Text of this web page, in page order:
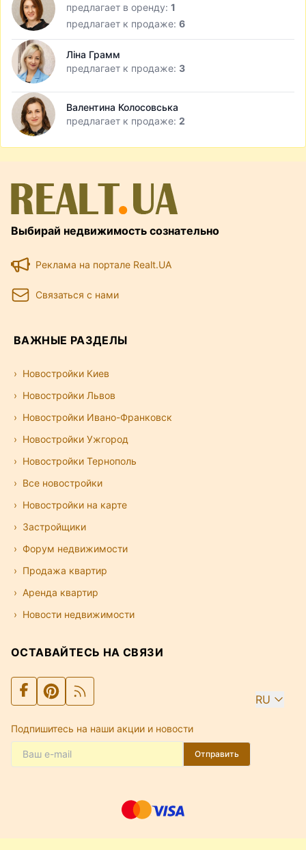
предлагает в оренду: 1
предлагает к продаже: 6
Ліна Грамм
предлагает к продаже: 3
Валентина Колосовська
предлагает к продаже: 2
Выбирай недвижимость сознательно
Реклама на портале Realt.UA
Связаться с нами
ВАЖНЫЕ РАЗДЕЛЫ
Новостройки Киев
Новостройки Львов
Новостройки Ивано-Франковск
Новостройки Ужгород
Новостройки Тернополь
Все новостройки
Новостройки на карте
Застройщики
Форум недвижимости
Продажа квартир
Аренда квартир
Новости недвижимости
ОСТАВАЙТЕСЬ НА СВЯЗИ
RU
Подпишитесь на наши акции и новости
Отправить